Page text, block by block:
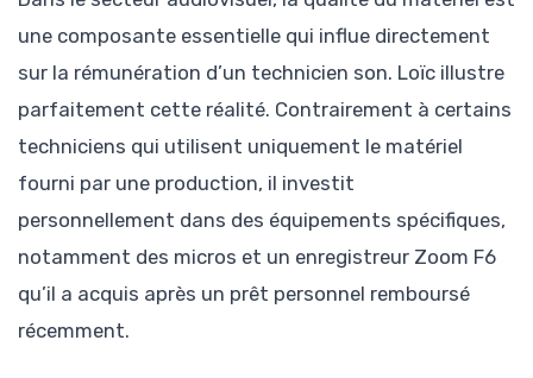
une composante essentielle qui influe directement
sur la rémunération d’un technicien son. Loïc illustre
parfaitement cette réalité. Contrairement à certains
techniciens qui utilisent uniquement le matériel
fourni par une production, il investit
personnellement dans des équipements spécifiques,
notamment des micros et un enregistreur Zoom F6
qu’il a acquis après un prêt personnel remboursé
récemment.